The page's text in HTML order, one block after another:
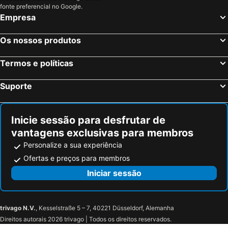
Engen, bed and breakfasts
Embrach, bed and breakfasts
Mühlingen, bed and breakfasts
Moos, bed and breakfasts
Müllheim Dorf, bed and breakfasts
Schaffhausen, bed and breakfasts
Dettighofen, bed and breakfasts
Elgg, bed and breakfasts
fonte preferencial no Google.
Empresa
Os nossos produtos
Termos e políticas
Suporte
Inicie sessão para desfrutar de
vantagens exclusivas para membros
Personalize a sua experiência
Ofertas e preços para membros
Iniciar sessão
trivago N.V., Kesselstraße 5 – 7, 40221 Düsseldorf, Alemanha
Direitos autorais 2026 trivago | Todos os direitos reservados.